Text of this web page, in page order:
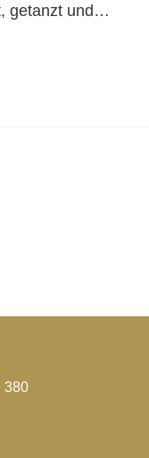
getanzt und…
380